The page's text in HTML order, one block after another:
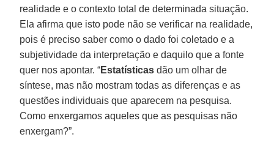
realidade e o contexto total de determinada situação.
Ela afirma que isto pode não se verificar na realidade,
pois é preciso saber como o dado foi coletado e a
subjetividade da interpretação e daquilo que a fonte
quer nos apontar. “Estatísticas dão um olhar de
síntese, mas não mostram todas as diferenças e as
questões individuais que aparecem na pesquisa.
Como enxergamos aqueles que as pesquisas não
enxergam?”.